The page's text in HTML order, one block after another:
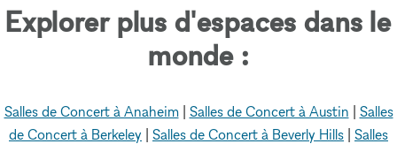
Explorer plus d'espaces dans le
monde :
Salles de Concert à Anaheim| Salles de Concert à Austin | Salles
de Concert à Berkeley | Salles de Concert à Beverly Hills | Salles